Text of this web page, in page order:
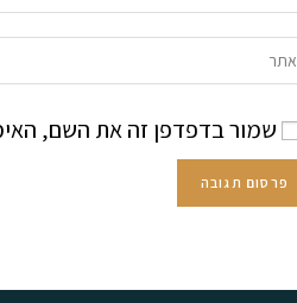
שמור בדפדפן זה את השם,